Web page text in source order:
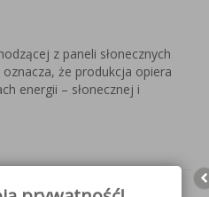
z paneli słonecznych
że produkcja opiera
energii – słonecznej i